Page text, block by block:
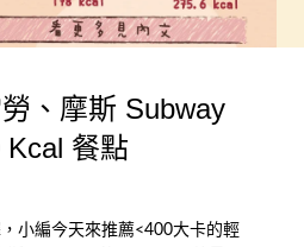
、摩斯 Subway
Kcal 餐點
小編今天來推薦<400大卡的輕